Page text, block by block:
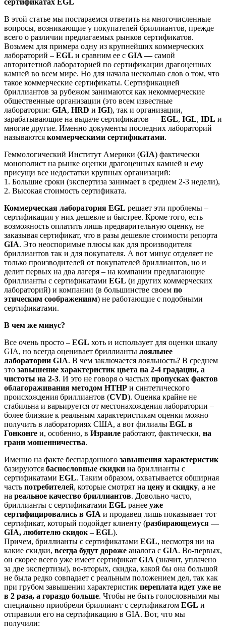
В этой статье мы постараемся ответить на многочисленные
вопросы, возникающие у покупателей бриллиантов, прежде
всего о различии предлагаемых рынков сертификатов.
Возьмем для примера одну из крупнейших коммерческих
лабораторий – EGL и сравним ее с GIA —самой
авторитетной лабораторией по сертификации драгоценных
камней во всем мире. Но для начала несколько слов о том, что
такое коммерческие сертификаты. Сертификацией
бриллиантов за рубежом занимаются как некоммерческие
общественные организации (это всем известные
лаборатории: GIA, HRD и IGI), так и организации,
зарабатывающие на выдаче сертификатов — EGL, IGL, IDL и
многие другие. Именно документы последних лабораторий
называются коммерческими сертификатами.
Геммологический Институт Америки (GIA) фактически
монополист на рынке оценки драгоценных камней и ему
присущи все недостатки крупных организаций:
1. Большие сроки (экспертиза занимает в среднем 2-3 недели),
2. Высокая стоимость сертификата.
Коммерческая лаборатория EGL решает эти проблемы –
сертификация у них дешевле и быстрее. Кроме того, есть
возможность оплатить лишь предварительную оценку, не
заказывая сертификат, что в разы дешевле стоимости репорта
GIA. Это неоспоримые плюсы как для производителя
бриллиантов так и для покупателя. А вот минус отделяет не
только производителей от покупателей бриллиантов, но и
делит первых на два лагеря – на компании предлагающие
бриллианты с сертификатами EGL (и других коммерческих
лабораторий) и компании (в большинстве своем по
этическим соображениям) не работающие с подобными
сертификатами.
В чем же минус?
Все очень просто – EGL хоть и использует для оценки шкалу
GIA, но всегда оценивает бриллианты лояльнее
лаборатории GIA. В чем заключается лояльность? В среднем
это завышение характеристик цвета на 2-4 градации, а
чистоты на 2-3. И это не говоря о частых пропусках фактов
облагораживания методом HTHP и синтетического
происхождения бриллиантов (CVD). Оценка крайне не
стабильна и варьируется от местонахождения лаборатории –
более близкие к реальным характеристикам оценки можно
получить в лабораториях США, а вот филиалы EGL в
Гонконге и, особенно, в Израиле работают, фактически, на
грани мошенничества.
Именно на факте беспардонного завышения характеристик
базируются баснословные скидки на бриллианты с
сертификатами EGL. Таким образом, охватывается обширная
часть потребителей, которые смотрят на цену и скидку, а не
на реальное качество бриллиантов. Довольно часто,
бриллианты с сертификатами EGL ранее уже
сертифицировались в GIA и продавец лишь показывает тот
сертификат, который подойдет клиенту (разбирающемуся —
GIA, любителю скидок – EGL).
Причем, бриллианты с сертификатами EGL, несмотря ни на
какие скидки, всегда будут дороже аналога c GIA. Во-первых,
он скорее всего уже имеет сертификат GIA (значит, уплачено
за две экспертизы), во-вторых, скидка, какой бы она большой
не была редко совпадает с реальным положением дел, так как
при грубом завышении характеристик переплата идет уже не
в 2 раза, а гораздо больше. Чтобы не быть голословными мы
специально приобрели бриллиант с сертификатом EGL и
отправили его на сертификацию в GIA. Вот, что мы
получили: